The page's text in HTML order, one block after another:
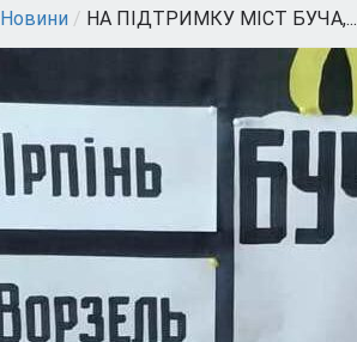
Новини / НА ПІДТРИМКУ МІСТ БУЧА,...